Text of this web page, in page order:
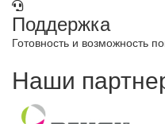
Поддержка
Готовность и возможность
Наши